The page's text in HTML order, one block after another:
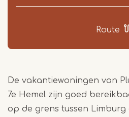
Route
De vakantiewoningen van
7e Hemel zijn goed
op de grens tussen Limburg